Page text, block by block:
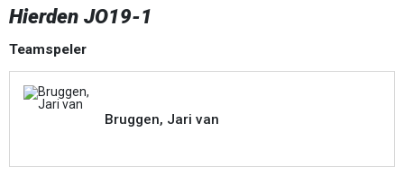
Hierden JO19-1
Teamspeler
Bruggen, Jari van